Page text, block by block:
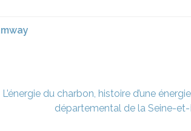
L’énergie du charbon, histoire d’une
départemental de la Seine-